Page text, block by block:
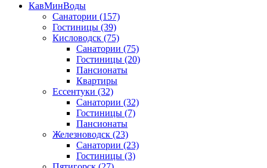
КавМинВоды
Санатории (157)
Гостиницы (39)
Кисловодск (75)
Санатории (75)
Гостиницы (20)
Пансионаты
Квартиры
Ессентуки (32)
Санатории (32)
Гостиницы (7)
Пансионаты
Железноводск (23)
Санатории (23)
Гостиницы (3)